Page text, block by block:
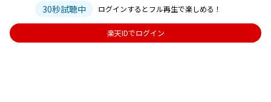
30秒試聴中 ログインするとフル再生で楽しめる！
楽天IDでログイン